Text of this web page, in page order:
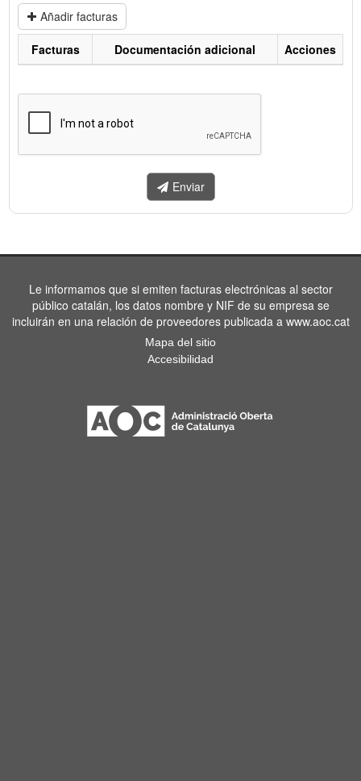
Añadir facturas
enviar.
Facturas Documentación adicional Acciones
Enviar
Le informamos que si emiten facturas electrónicas al sector
público catalán, los datos nombre y NIF de su empresa se
incluirán en una relación de proveedores publicada a www.aoc.cat
Mapa del sitio
Accesibilidad